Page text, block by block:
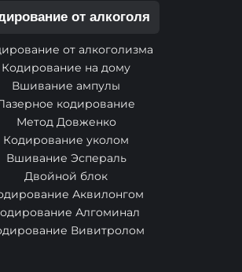
от алкоголя
от алкоголизма
Кодирование на дому
Вшивание ампулы
кодирование
Метод Довженко
Кодирование уколом
Вшивание Эспераль
Двойной блок
Аквилонгом
Алгоминал
Вивитролом